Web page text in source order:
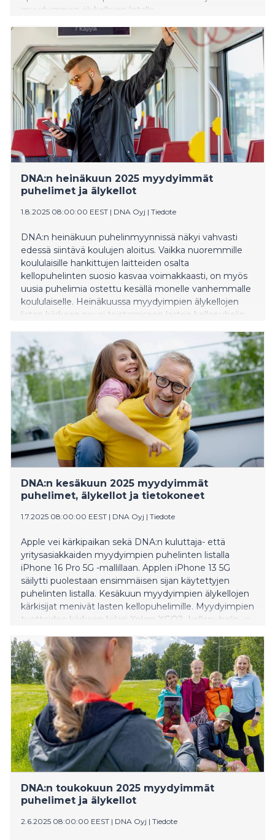
myydyimpien älykellojen listalla.
DNA:n heinäkuun 2025 myydyimmät
puhelimet ja älykellot
1.8.2025 08:00:00 EEST | DNA Oyj | Tiedote
DNA:n heinäkuun puhelinmyynnissä näkyi vahvasti
edessä siintävä koulujen aloitus. Vaikka nuoremmille
koululaisille hankittujen laitteiden osalta
kellopuhelinten suosio kasvaa voimakkaasti, on myös
uusia puhelimia ostettu kesällä monelle vanhemmalle
koululaiselle. Heinäkuussa myydyimpien älykellojen
listan kärkeen nousi toistamiseen lasten kellopuhelin
DNA:n kesäkuun 2025 myydyimmät
puhelimet, älykellot ja tietokoneet
1.7.2025 08:00:00 EEST | DNA Oyj | Tiedote
Apple vei kärkipaikan sekä DNA:n kuluttaja- että
yritysasiakkaiden myydyimpien puhelinten listalla
iPhone 16 Pro 5G -mallillaan. Applen iPhone 13 5G
säilytti puolestaan ensimmäisen sijan käytettyjen
puhelinten listalla. Kesäkuun myydyimpien älykellojen
kärkisijat menivät lasten kellopuhelimille. Myydyimpien
tuotteiden kärkeen kiilasi Xplora XGO2 -kellopuhelin, ja
Toisen kvartaalin myydyimmän tietokoneen paikan
otti Applen MacBook Air 13" M2.
DNA:n toukokuun 2025 myydyimmät
puhelimet ja älykellot
2.6.2025 08:00:00 EEST | DNA Oyj | Tiedote